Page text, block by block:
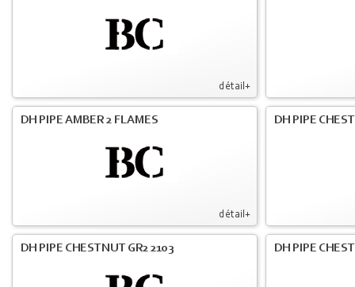
détail+
détail+
DH PIPE AMBER 2 FLAMES DH PIPE
DH PIPE CHESTNUT GR2 2103 DH PIPE